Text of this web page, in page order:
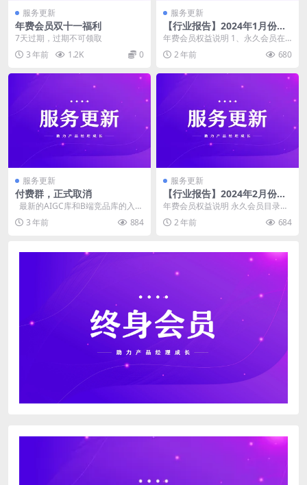
服务更新
年费会员双十一福利
7天过期，过期不可领取
3 年前
1.2K 0
服务更新
【行业报告】2024年1月份已
更新
年费会员权益说明 1、永久会员在
群组里找到自己所在的群组，按目
录路径去找 2、年...
2 年前 680
服务更新
付费群，正式取消
最新的AIGC库和B端竞品库的入口
都在应用中心 产品应用中心 - ...
3 年前 884
服务更新
【行业报告】2024年2月份已
更新
年费会员权益说明 永久会员目录：
会员资料-产品资源-行业报告 年费
会员目录：网盘...
2 年前 684